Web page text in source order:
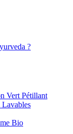
?
Vert Pétillant
Bio